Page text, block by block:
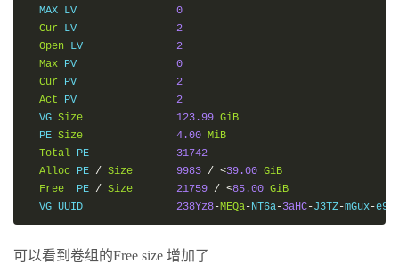
  MAX LV
0
Cur LV 2
Open LV 2
Max PV 0
Cur PV 2
Act PV 2
  VG
Size 123.99 GiB
  PE
Size 4.00 MiB
Total PE 31742
Alloc PE / Size 9983 / <39.00 GiB
Free
  PE
/ Size 21759 / <85.00 GiB
  VG UUID
238Yz8-MEQa-NT6a-3aHC-J3TZ-mGux-
可以看到卷组的Free size 增加了